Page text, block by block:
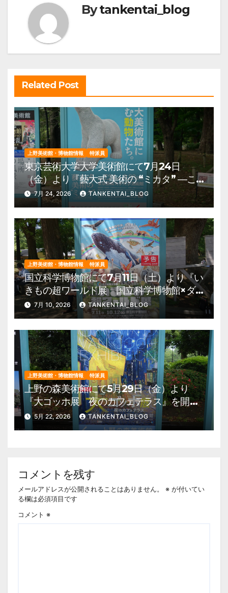
ー
シ
ョ
ン
Bytankentai_blog
Related Post
上野美術館・博物館情報 特派員
東京芸術大学大学美術館にて7月24日
（金）より『藝大式 美術の “ミカタ” ―こ
の夏、藝大生になる―』を開催。 上野公
園 美術館・博物館 混雑情報他
7月 24, 2026 TANKENTAI_BLOG
上野美術館・博物館情報 特派員
国立科学博物館にて7月11日（土）より『い
きもの超ワールド展 国立科学博物館×ダ
ーウィンが来た！』を開催。 上野公園
美術館・博物館 混雑情報他
7月 10, 2026 TANKENTAI_BLOG
上野美術館・博物館情報 特派員
上野の森美術館にて5月29日（金）より
『大ゴッホ展 夜のカフェテラス』を開
催。 上野公園 美術館・博物館 混雑情
報他
5月 22, 2026 TANKENTAI_BLOG
コメントを残す
メールアドレスが公開されることはありません。 ※ が付いてい
る欄は必須項目です
コメント ※